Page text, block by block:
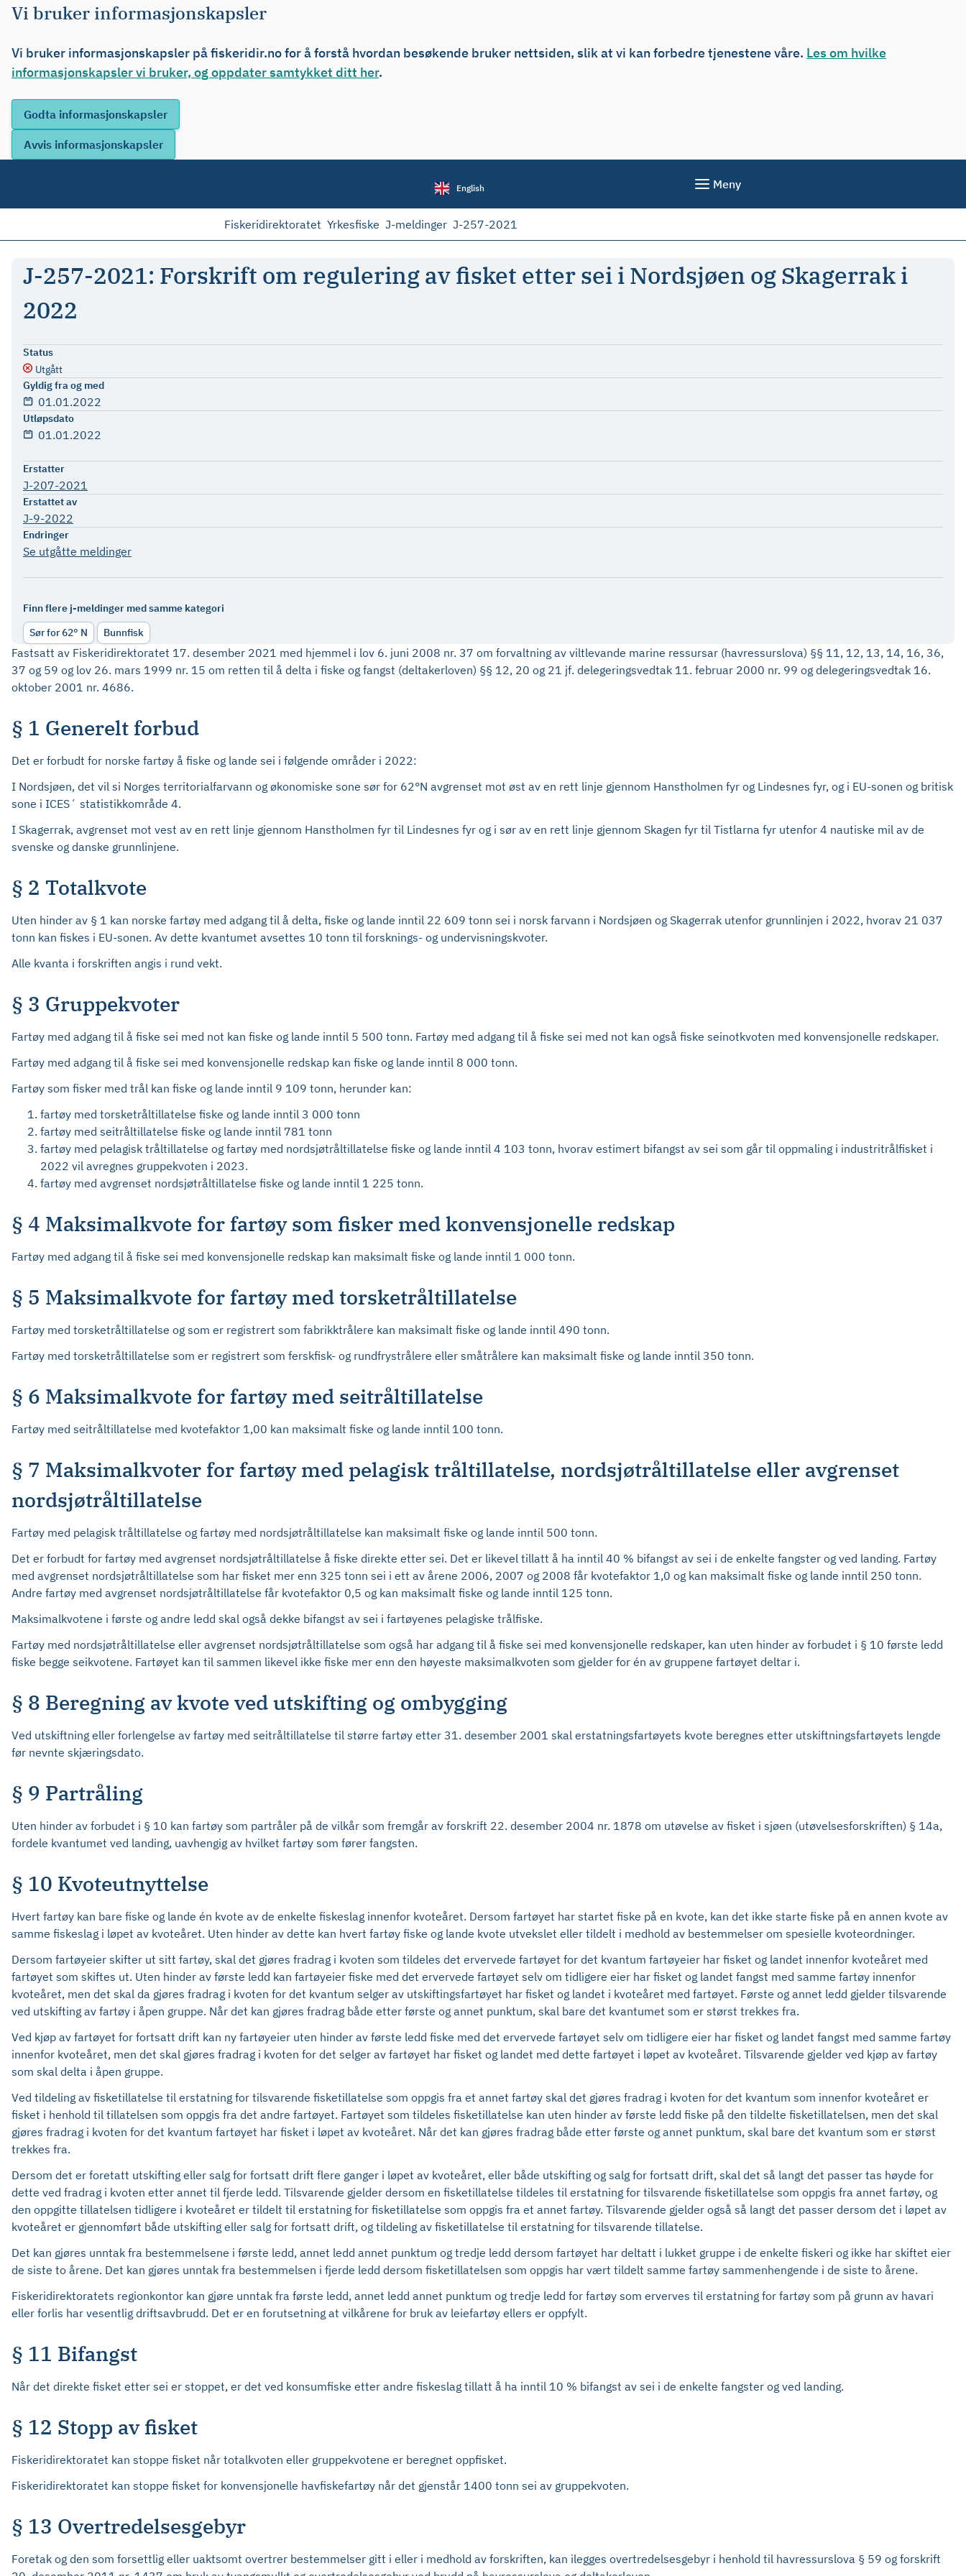
Vi bruker informasjonskapsler
Vi bruker informasjonskapsler på fiskeridir.no for å forstå hvordan besøkende bruker nettsiden, slik at vi kan forbedre tjenestene våre. Les om hvilke
informasjonskapsler vi bruker, og oppdater samtykket ditt her.
English Meny
Fiskeridirektoratet Yrkesfiske J-meldinger J-257-2021
J-257-2021: Forskrift om regulering av fisket etter sei i Nordsjøen og Skagerrak i
2022
Status
Utgått
Gyldig fra og med
01.01.2022
Utløpsdato
01.01.2022
Erstatter
J-207-2021
Erstattet av
J-9-2022
Endringer
Se utgåtte meldinger
Finn flere j-meldinger med samme kategori
Sør for 62° N
Bunnfisk
Fastsatt av Fiskeridirektoratet 17. desember 2021 med hjemmel i lov 6. juni 2008 nr. 37 om forvaltning av viltlevande marine ressursar (havressurslova) §§ 11, 12, 13, 14, 16, 36,
37 og 59 og lov 26. mars 1999 nr. 15 om retten til å delta i fiske og fangst (deltakerloven) §§ 12, 20 og 21 jf. delegeringsvedtak 11. februar 2000 nr. 99 og delegeringsvedtak 16.
oktober 2001 nr. 4686.
§ 1 Generelt forbud
Det er forbudt for norske fartøy å fiske og lande sei i følgende områder i 2022:
I Nordsjøen, det vil si Norges territorialfarvann og økonomiske sone sør for 62°N avgrenset mot øst av en rett linje gjennom Hanstholmen fyr og Lindesnes fyr, og i EU-sonen og britisk
sone i ICES´ statistikkområde 4.
I Skagerrak, avgrenset mot vest av en rett linje gjennom Hanstholmen fyr til Lindesnes fyr og i sør av en rett linje gjennom Skagen fyr til Tistlarna fyr utenfor 4 nautiske mil av de
svenske og danske grunnlinjene.
§ 2 Totalkvote
Uten hinder av § 1 kan norske fartøy med adgang til å delta, fiske og lande inntil 22 609 tonn sei i norsk farvann i Nordsjøen og Skagerrak utenfor grunnlinjen i 2022, hvorav 21 037
tonn kan fiskes i EU-sonen. Av dette kvantumet avsettes 10 tonn til forsknings- og undervisningskvoter.
Alle kvanta i forskriften angis i rund vekt.
§ 3 Gruppekvoter
Fartøy med adgang til å fiske sei med not kan fiske og lande inntil 5 500 tonn. Fartøy med adgang til å fiske sei med not kan også fiske seinotkvoten med konvensjonelle redskaper.
Fartøy med adgang til å fiske sei med konvensjonelle redskap kan fiske og lande inntil 8 000 tonn.
Fartøy som fisker med trål kan fiske og lande inntil 9 109 tonn, herunder kan:
fartøy med torsketråltillatelse fiske og lande inntil 3 000 tonn
fartøy med seitråltillatelse fiske og lande inntil 781 tonn
fartøy med pelagisk tråltillatelse og fartøy med nordsjøtråltillatelse fiske og lande inntil 4 103 tonn, hvorav estimert bifangst av sei som går til oppmaling i industritrålfisket i
2022 vil avregnes gruppekvoten i 2023.
fartøy med avgrenset nordsjøtråltillatelse fiske og lande inntil 1 225 tonn.
§ 4 Maksimalkvote for fartøy som fisker med konvensjonelle redskap
Fartøy med adgang til å fiske sei med konvensjonelle redskap kan maksimalt fiske og lande inntil 1 000 tonn.
§ 5 Maksimalkvote for fartøy med torsketråltillatelse
Fartøy med torsketråltillatelse og som er registrert som fabrikktrålere kan maksimalt fiske og lande inntil 490 tonn.
Fartøy med torsketråltillatelse som er registrert som ferskfisk- og rundfrystrålere eller småtrålere kan maksimalt fiske og lande inntil 350 tonn.
§ 6 Maksimalkvote for fartøy med seitråltillatelse
Fartøy med seitråltillatelse med kvotefaktor 1,00 kan maksimalt fiske og lande inntil 100 tonn.
§ 7 Maksimalkvoter for fartøy med pelagisk tråltillatelse, nordsjøtråltillatelse eller avgrenset
nordsjøtråltillatelse
Fartøy med pelagisk tråltillatelse og fartøy med nordsjøtråltillatelse kan maksimalt fiske og lande inntil 500 tonn.
Det er forbudt for fartøy med avgrenset nordsjøtråltillatelse å fiske direkte etter sei. Det er likevel tillatt å ha inntil 40 % bifangst av sei i de enkelte fangster og ved landing. Fartøy
med avgrenset nordsjøtråltillatelse som har fisket mer enn 325 tonn sei i ett av årene 2006, 2007 og 2008 får kvotefaktor 1,0 og kan maksimalt fiske og lande inntil 250 tonn.
Andre fartøy med avgrenset nordsjøtråltillatelse får kvotefaktor 0,5 og kan maksimalt fiske og lande inntil 125 tonn.
Maksimalkvotene i første og andre ledd skal også dekke bifangst av sei i fartøyenes pelagiske trålfiske.
Fartøy med nordsjøtråltillatelse eller avgrenset nordsjøtråltillatelse som også har adgang til å fiske sei med konvensjonelle redskaper, kan uten hinder av forbudet i § 10 første ledd
fiske begge seikvotene. Fartøyet kan til sammen likevel ikke fiske mer enn den høyeste maksimalkvoten som gjelder for én av gruppene fartøyet deltar i.
§ 8 Beregning av kvote ved utskifting og ombygging
Ved utskiftning eller forlengelse av fartøy med seitråltillatelse til større fartøy etter 31. desember 2001 skal erstatningsfartøyets kvote beregnes etter utskiftningsfartøyets lengde
før nevnte skjæringsdato.
§ 9 Partråling
Uten hinder av forbudet i § 10 kan fartøy som partråler på de vilkår som fremgår av forskrift 22. desember 2004 nr. 1878 om utøvelse av fisket i sjøen (utøvelsesforskriften) § 14a,
fordele kvantumet ved landing, uavhengig av hvilket fartøy som fører fangsten.
§ 10 Kvoteutnyttelse
Hvert fartøy kan bare fiske og lande én kvote av de enkelte fiskeslag innenfor kvoteåret. Dersom fartøyet har startet fiske på en kvote, kan det ikke starte fiske på en annen kvote av
samme fiskeslag i løpet av kvoteåret. Uten hinder av dette kan hvert fartøy fiske og lande kvote utvekslet eller tildelt i medhold av bestemmelser om spesielle kvoteordninger.
Dersom fartøyeier skifter ut sitt fartøy, skal det gjøres fradrag i kvoten som tildeles det ervervede fartøyet for det kvantum fartøyeier har fisket og landet innenfor kvoteåret med
fartøyet som skiftes ut. Uten hinder av første ledd kan fartøyeier fiske med det ervervede fartøyet selv om tidligere eier har fisket og landet fangst med samme fartøy innenfor
kvoteåret, men det skal da gjøres fradrag i kvoten for det kvantum selger av utskiftingsfartøyet har fisket og landet i kvoteåret med fartøyet. Første og annet ledd gjelder tilsvarende
ved utskifting av fartøy i åpen gruppe. Når det kan gjøres fradrag både etter første og annet punktum, skal bare det kvantumet som er størst trekkes fra.
Ved kjøp av fartøyet for fortsatt drift kan ny fartøyeier uten hinder av første ledd fiske med det ervervede fartøyet selv om tidligere eier har fisket og landet fangst med samme fartøy
innenfor kvoteåret, men det skal gjøres fradrag i kvoten for det selger av fartøyet har fisket og landet med dette fartøyet i løpet av kvoteåret. Tilsvarende gjelder ved kjøp av fartøy
som skal delta i åpen gruppe.
Ved tildeling av fisketillatelse til erstatning for tilsvarende fisketillatelse som oppgis fra et annet fartøy skal det gjøres fradrag i kvoten for det kvantum som innenfor kvoteåret er
fisket i henhold til tillatelsen som oppgis fra det andre fartøyet. Fartøyet som tildeles fisketillatelse kan uten hinder av første ledd fiske på den tildelte fisketillatelsen, men det skal
gjøres fradrag i kvoten for det kvantum fartøyet har fisket i løpet av kvoteåret. Når det kan gjøres fradrag både etter første og annet punktum, skal bare det kvantum som er størst
trekkes fra.
Dersom det er foretatt utskifting eller salg for fortsatt drift flere ganger i løpet av kvoteåret, eller både utskifting og salg for fortsatt drift, skal det så langt det passer tas høyde for
dette ved fradrag i kvoten etter annet til fjerde ledd. Tilsvarende gjelder dersom en fisketillatelse tildeles til erstatning for tilsvarende fisketillatelse som oppgis fra annet fartøy, og
den oppgitte tillatelsen tidligere i kvoteåret er tildelt til erstatning for fisketillatelse som oppgis fra et annet fartøy. Tilsvarende gjelder også så langt det passer dersom det i løpet av
kvoteåret er gjennomført både utskifting eller salg for fortsatt drift, og tildeling av fisketillatelse til erstatning for tilsvarende tillatelse.
Det kan gjøres unntak fra bestemmelsene i første ledd, annet ledd annet punktum og tredje ledd dersom fartøyet har deltatt i lukket gruppe i de enkelte fiskeri og ikke har skiftet eier
de siste to årene. Det kan gjøres unntak fra bestemmelsen i fjerde ledd dersom fisketillatelsen som oppgis har vært tildelt samme fartøy sammenhengende i de siste to årene.
Fiskeridirektoratets regionkontor kan gjøre unntak fra første ledd, annet ledd annet punktum og tredje ledd for fartøy som erverves til erstatning for fartøy som på grunn av havari
eller forlis har vesentlig driftsavbrudd. Det er en forutsetning at vilkårene for bruk av leiefartøy ellers er oppfylt.
§ 11 Bifangst
Når det direkte fisket etter sei er stoppet, er det ved konsumfiske etter andre fiskeslag tillatt å ha inntil 10 % bifangst av sei i de enkelte fangster og ved landing.
§ 12 Stopp av fisket
Fiskeridirektoratet kan stoppe fisket når totalkvoten eller gruppekvotene er beregnet oppfisket.
Fiskeridirektoratet kan stoppe fisket for konvensjonelle havfiskefartøy når det gjenstår 1400 tonn sei av gruppekvoten.
§ 13 Overtredelsesgebyr
Foretak og den som forsettlig eller uaktsomt overtrer bestemmelser gitt i eller i medhold av forskriften, kan ilegges overtredelsesgebyr i henhold til havressurslova § 59 og forskrift